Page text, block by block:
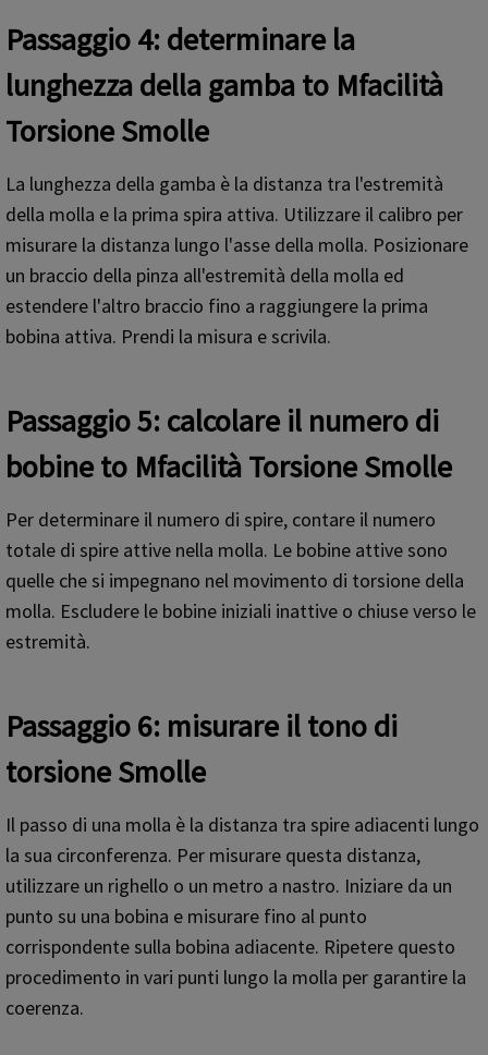
Passaggio 4: determinare la
lunghezza della gamba to Mfacilità
TorsioneSmolle
La lunghezza della gamba è la distanza tra l'estremità
della molla e la prima spira attiva. Utilizzare il calibro per
misurare la distanza lungo l'asse della molla. Posizionare
un braccio della pinza all'estremità della molla ed
estendere l'altro braccio fino a raggiungere la prima
bobina attiva. Prendi la misura e scrivila.
Passaggio 5: calcolare il numero di
bobineto Mfacilità TorsioneSmolle
Per determinare il numero di spire, contare il numero
totale di spire attive nella molla. Le bobine attive sono
quelle che si impegnano nel movimento di torsione della
molla. Escludere le bobine iniziali inattive o chiuse verso le
estremità.
Passaggio 6: misurare il tonodi
torsioneSmolle
Il passo di una molla è la distanza tra spire adiacenti lungo
la sua circonferenza. Per misurare questa distanza,
utilizzare un righello o un metro a nastro. Iniziare da un
punto su una bobina e misurare fino al punto
corrispondente sulla bobina adiacente. Ripetere questo
procedimento in vari punti lungo la molla per garantire la
coerenza.